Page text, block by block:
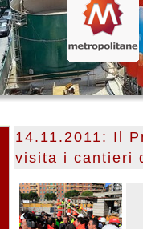
14.11.2011: Il
visita i cantieri